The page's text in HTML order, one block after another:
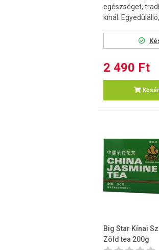
egészséget,
kínál.
2 490 Ft
Big Star Kínai
Zöld tea 200g